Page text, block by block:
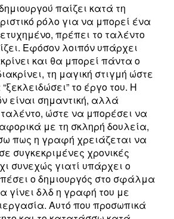
παίζει κατά τη
ρόλο για να μπορεί ένα
πρέπει το ταλέντο
Εφόσον λοιπόν υπάρχει
και θα μπορεί πάντα ο
τη μαγική στιγμή ώστε
το έργο του. Η
είναι σημαντική, αλλά
ώστε να μπορέσει να
με τη σκληρή δουλεία,
πως η γραφή χρειάζεται να
συγκεκριμένες χρονικές
συνεχώς γιατί υπάρχει ο
ο δημιουργός στο σφάλμα
γίνει δλδ η γραφή του με
Αυτό που προσωπικά